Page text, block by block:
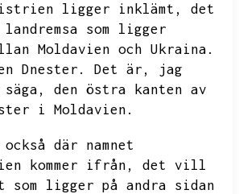
ligger inklämt,
det
som ligger
Moldavien och Ukraina.
Dnester.
Det är,
jag
säga,
den östra kanten av
i Moldavien.
där namnet
kommer ifrån,
det vill
som ligger på andra sidan